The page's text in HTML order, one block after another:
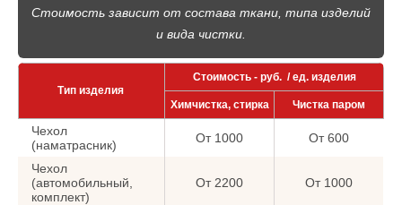
Стоимость зависит от состава ткани, типа изделий
и вида чистки.
Тип изделия
Стоимость - руб. / ед. изделия
Химчистка, стирка Чистка паром
Чехол
(наматрасник)
От 1000 От 600
Чехол
(автомобильный,
комплект)
От 2200 От 1000